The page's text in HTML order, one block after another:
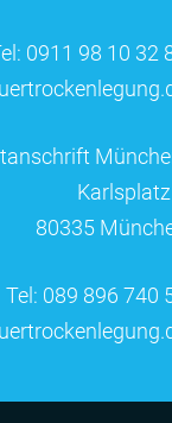
0911 98 10 32
80335
Tel: 089 896 740